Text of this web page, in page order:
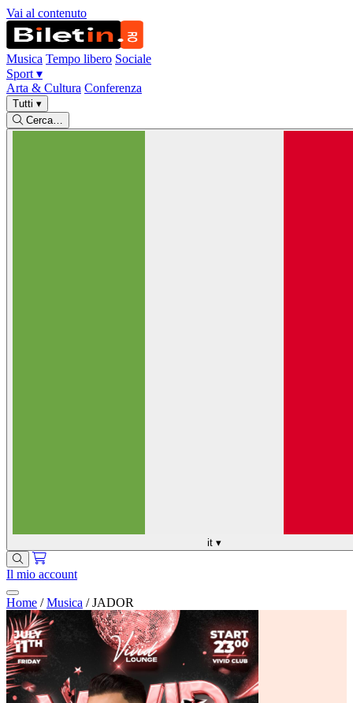
Vai al contenuto
Musica Tempo libero Sociale
Sport ▾
Arta & Cultura Conferenza
Tutti ▾
Cerca…
it ▾
Il mio account
Home / Musica / JADOR